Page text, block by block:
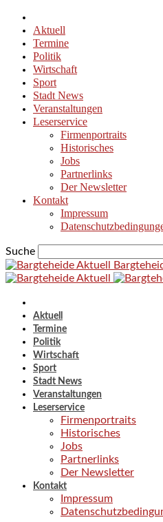
Aktuell
Termine
Politik
Wirtschaft
Sport
Stadt News
Veranstaltungen
Leserservice
Firmenportraits
Historisches
Jobs
Partnerlinks
Der Newsletter
Kontakt
Impressum
Suche
Aktuell
Termine
Politik
Wirtschaft
Sport
Stadt News
Veranstaltungen
Leserservice
Firmenportraits
Historisches
Jobs
Partnerlinks
Der Newsletter
Kontakt
Impressum